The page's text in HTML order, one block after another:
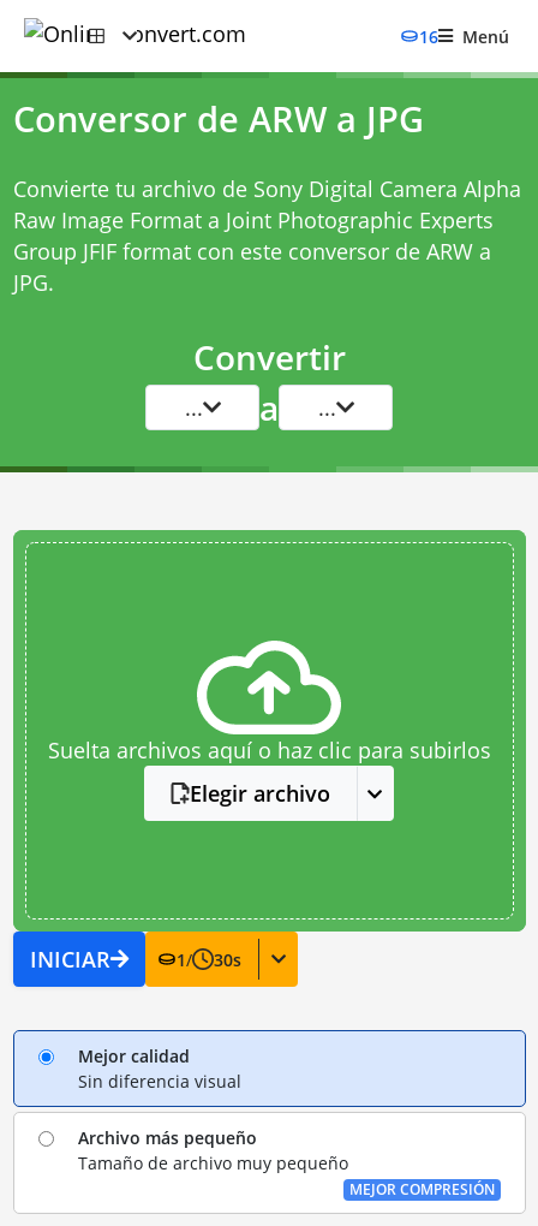
16 Menú
Conversor de ARW a JPG
Convierte tu archivo de Sony Digital Camera Alpha
Raw Image Format a Joint Photographic Experts
Group JFIF format con este conversor de ARW a
JPG.
Convertir
... a ...
Suelta archivos aquí o haz clic para subirlos
Elegir archivo
INICIAR 1/ 30s
Mejor calidad
Sin diferencia visual
Archivo más pequeño
Tamaño de archivo muy pequeño
MEJOR COMPRESIÓN